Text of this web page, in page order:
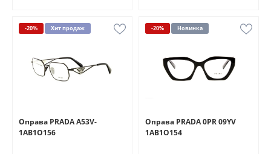
-20% Хит продаж
Оправа PRADA A53V-
1AB1O156
-20% Новинка
Оправа PRADA 0PR 09YV
1AB1O154